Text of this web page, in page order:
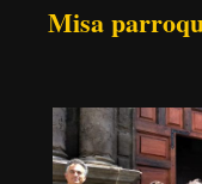
Misa